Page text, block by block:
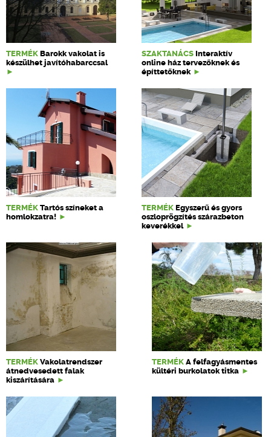
TERMÉK Barokk vakolat is
készülhet javítóhabarccsal
SZAKTANÁCS Interaktív
online ház tervezőknek és
építtetőknek
TERMÉK Tartós színeket a
homlokzatra!
TERMÉK Egyszerű és gyors
oszloprögzítés szárazbeton
keverékkel
TERMÉK Vakolatrendszer
átnedvesedett falak
kiszárítására
TERMÉK A felfagyásmentes
kültéri burkolatok titka